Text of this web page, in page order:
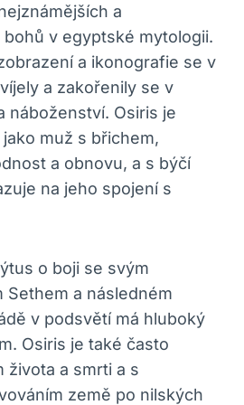
a
v egyptské mytologii.
a ikonografie se v
a zakořenily se v
náboženství. Osiris je
muž s břichem,
a obnovu, a s býčí
na jeho spojení s
o boji se svým
Sethem a následném
v podsvětí má hluboký
Osiris je také často
života a smrti a s
země po nilských